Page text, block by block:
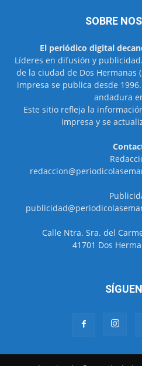
SOBRE
El periódico digital
Líderes en difusión y
de la ciudad de Dos Hermanas
impresa se publica desde
andadura
Este sitio refleja la
impresa y se
Calle Ntra. Sra. del
41701 Dos